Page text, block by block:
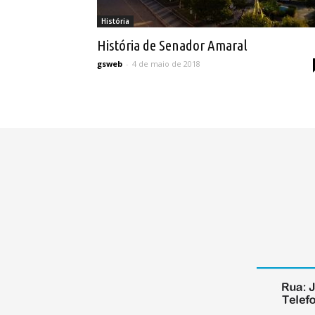
História
História de Senador Amaral
gsweb - 4 de maio de 2018